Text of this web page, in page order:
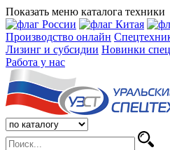
Показать меню каталога техники
Производство онлайн
Лизинг и субсидии Новинки
Работа у нас